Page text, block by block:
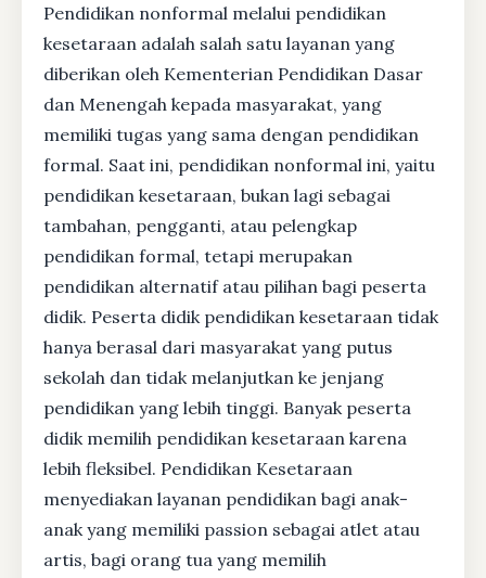
Pendidikan nonformal melalui pendidikan
kesetaraan adalah salah satu layanan yang
diberikan oleh Kementerian Pendidikan Dasar
dan Menengah kepada masyarakat, yang
memiliki tugas yang sama dengan pendidikan
formal. Saat ini, pendidikan nonformal ini, yaitu
pendidikan kesetaraan, bukan lagi sebagai
tambahan, pengganti, atau pelengkap
pendidikan formal, tetapi merupakan
pendidikan alternatif atau pilihan bagi peserta
didik. Peserta didik pendidikan kesetaraan tidak
hanya berasal dari masyarakat yang putus
sekolah dan tidak melanjutkan ke jenjang
pendidikan yang lebih tinggi. Banyak peserta
didik memilih pendidikan kesetaraan karena
lebih fleksibel. Pendidikan Kesetaraan
menyediakan layanan pendidikan bagi anak-
anak yang memiliki passion sebagai atlet atau
artis, bagi orang tua yang memilih